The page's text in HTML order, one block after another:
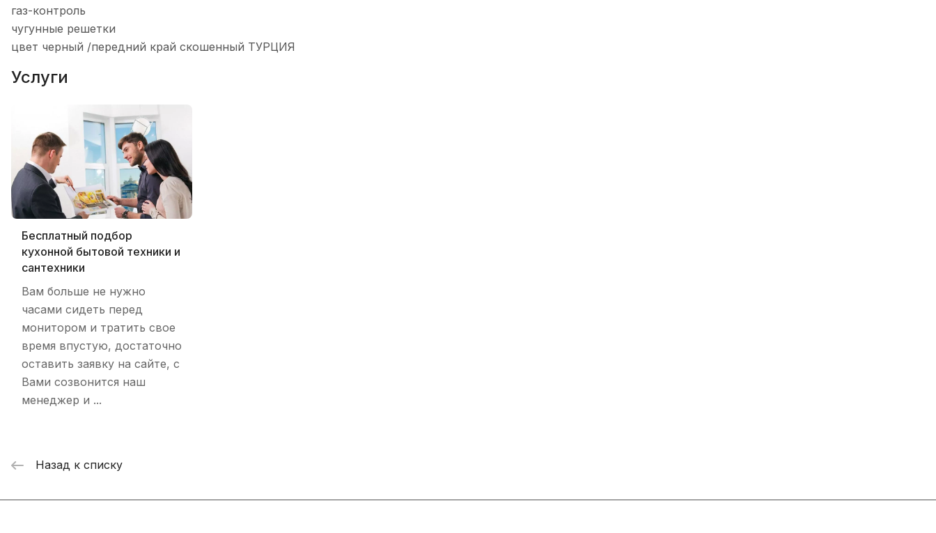
газ-контроль
чугунные решетки
цвет черный /передний край скошенный ТУРЦИЯ
Услуги
Бесплатный подбор
кухонной бытовой техники и
сантехники
Вам больше не нужно
часами сидеть перед
монитором и тратить свое
время впустую, достаточно
оставить заявку на сайте, с
Вами созвонится наш
менеджер и ...
Назад к списку